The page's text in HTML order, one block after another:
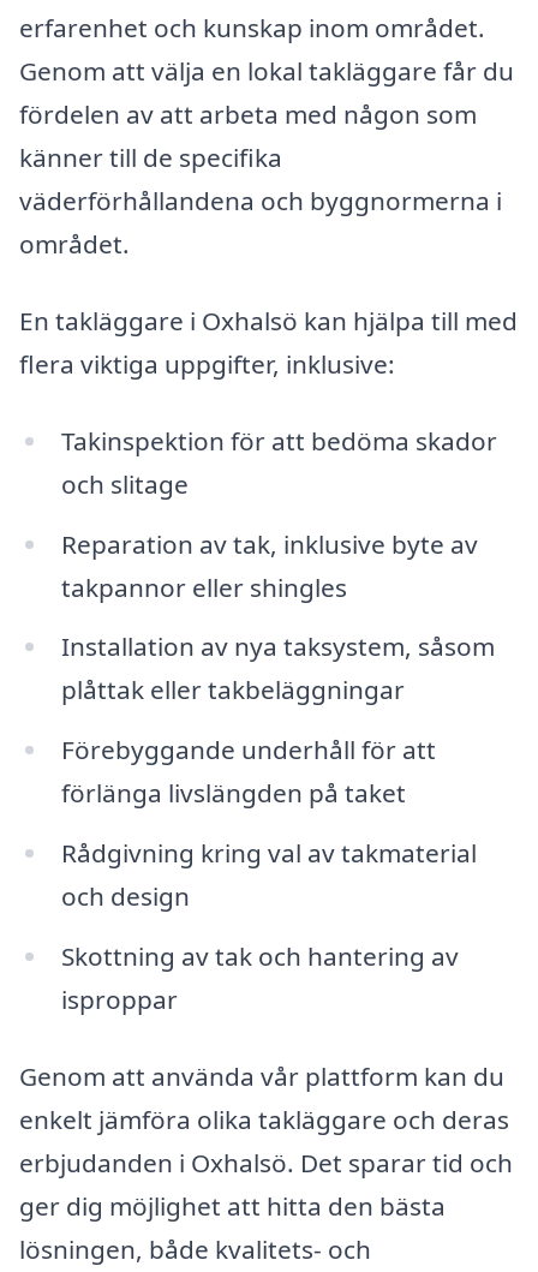
erfarenhet och kunskap inom området.
Genom att välja en lokal takläggare får du
fördelen av att arbeta med någon som
känner till de specifika
väderförhållandena och byggnormerna i
området.
En takläggare i Oxhalsö kan hjälpa till med
flera viktiga uppgifter, inklusive:
Takinspektion för att bedöma skador
och slitage
Reparation av tak, inklusive byte av
takpannor eller shingles
Installation av nya taksystem, såsom
plåttak eller takbeläggningar
Förebyggande underhåll för att
förlänga livslängden på taket
Rådgivning kring val av takmaterial
och design
Skottning av tak och hantering av
isproppar
Genom att använda vår plattform kan du
enkelt jämföra olika takläggare och deras
erbjudanden i Oxhalsö. Det sparar tid och
ger dig möjlighet att hitta den bästa
lösningen, både kvalitets- och